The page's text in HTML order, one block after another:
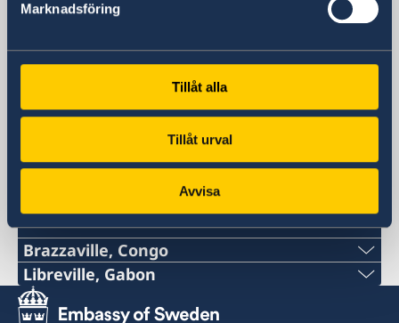
Marknadsföring
Tillåt alla
Tillåt urval
Avvisa
Standard téléphonique
Email
par l'ambassade à Nairobi
ambassaden.nairobi-visum@gov.se
Consulats suédois
Brazzaville, Congo
Veuillez contacter
ambassaden.kinshasa@gov.se
Libreville, Gabon
Téléphone